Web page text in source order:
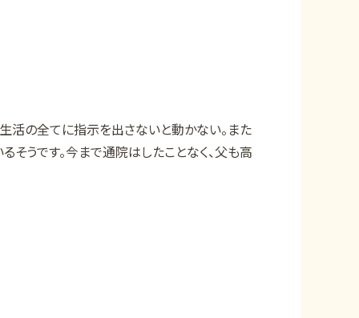
活の全てに指示を出さないと動かない。また
うです。今まで通院はしたことなく、父も高